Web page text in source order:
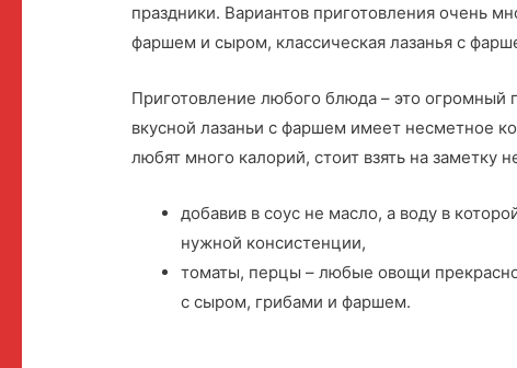
праздники. Вариантов приготовления очень
фаршем и сыром, классическая лазанья с
Приготовление любого блюда – это огромный
вкусной лазаньи с фаршем имеет несметное
любят много калорий, стоит взять на заметку
добавив в соус не масло, а воду в
нужной консистенции,
томаты, перцы – любые овощи
с сыром, грибами и фаршем.